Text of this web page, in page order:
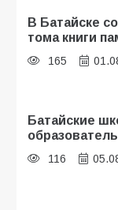
В Батайске
тома книги
165
Батайские
116